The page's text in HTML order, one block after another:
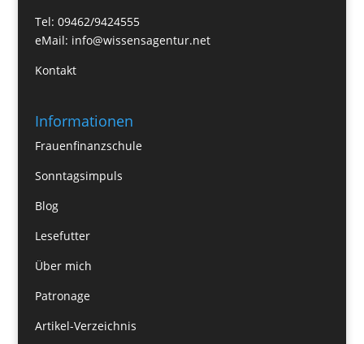
Tel: 09462/9424555
eMail: info@wissensagentur.net
Kontakt
Informationen
Frauenfinanzschule
Sonntagsimpuls
Blog
Lesefutter
Über mich
Patronage
Artikel-Verzeichnis